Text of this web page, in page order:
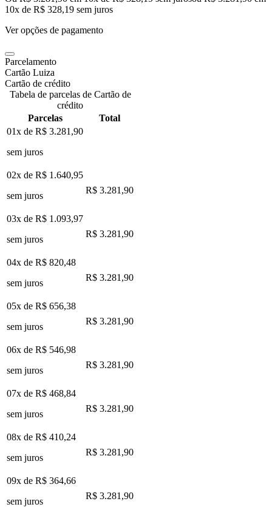
10x de R$ 328,19 sem juros
Ver opções de pagamento
Parcelamento
Cartão Luiza
Cartão de crédito
Tabela de parcelas de Cartão de
crédito
Parcelas
Total
01x de R$ 3.281,90
sem juros
02x de R$ 1.640,95
sem juros
R$ 3.281,90
03x de R$ 1.093,97
sem juros
R$ 3.281,90
04x de R$ 820,48
sem juros
R$ 3.281,90
05x de R$ 656,38
sem juros
R$ 3.281,90
06x de R$ 546,98
sem juros
R$ 3.281,90
07x de R$ 468,84
sem juros
R$ 3.281,90
08x de R$ 410,24
sem juros
R$ 3.281,90
09x de R$ 364,66
sem juros
R$ 3.281,90